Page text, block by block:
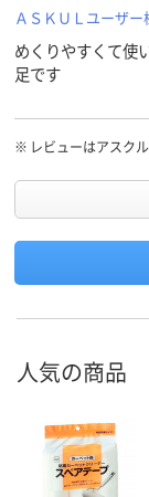
ＡＳＫＵＬユーザー
めくりやすくて使
足です
※ レビューはアスク
人気の商品